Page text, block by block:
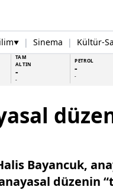
▼ | Sinema | Kültür-
TAM
ALTIN
-
-
PETROL
-
-
Bayancuk,
düzenin